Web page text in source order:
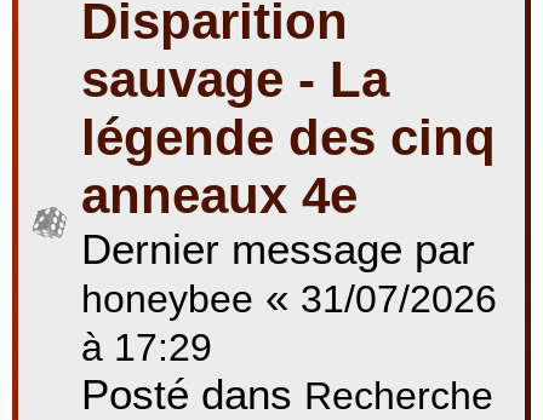
Disparition
sauvage - La
légende des cinq
anneaux 4e
Dernier message par
honeybee « 31/07/2026
à 17:29
Posté dans Recherche